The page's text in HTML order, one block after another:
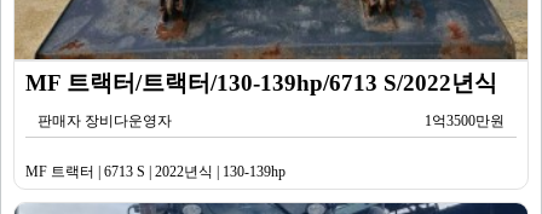
MF 트랙터/트랙터/130-139hp/6713 S/2022년식
판매자 장비다운영자 1억3500만원
MF 트랙터 | 6713 S | 2022년식 | 130-139hp